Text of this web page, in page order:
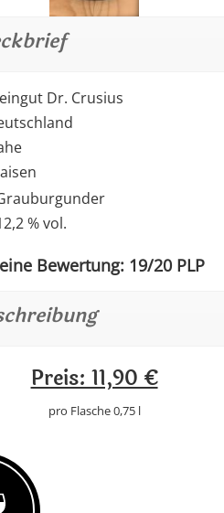
Dr. Crusius
% vol.
Bewertung: 19/20 PLP
Preis: 11,90 €
pro Flasche 0,75 l